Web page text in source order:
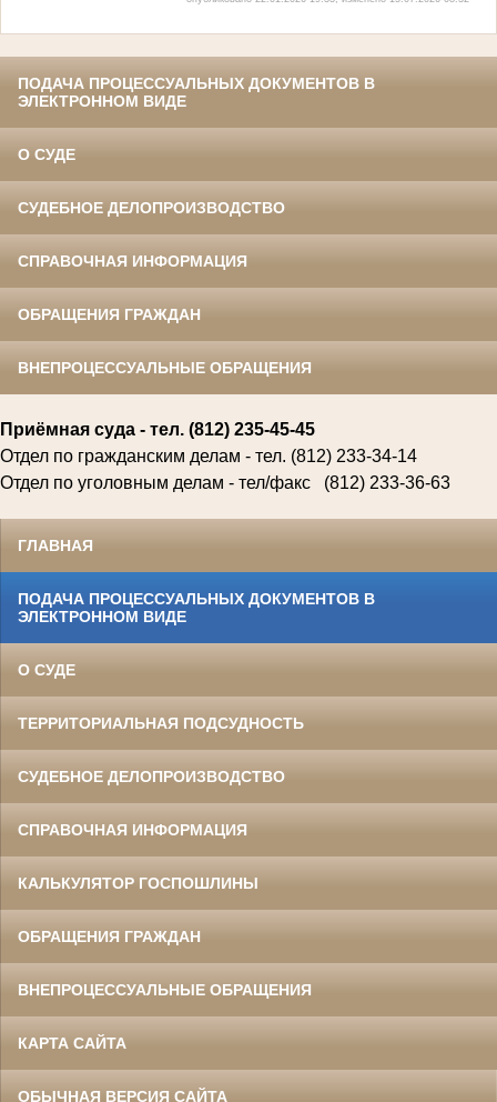
ПОДАЧА ПРОЦЕССУАЛЬНЫХ ДОКУМЕНТОВ В
ЭЛЕКТРОННОМ ВИДЕ
О СУДЕ
СУДЕБНОЕ ДЕЛОПРОИЗВОДСТВО
СПРАВОЧНАЯ ИНФОРМАЦИЯ
ОБРАЩЕНИЯ ГРАЖДАН
ВНЕПРОЦЕССУАЛЬНЫЕ ОБРАЩЕНИЯ
Приёмная суда - тел. (812) 235-45-45
Отдел по гражданским делам - тел. (812) 233-34-14
Отдел по уголовным делам - тел/факс (812) 233-36-63
ГЛАВНАЯ
ПОДАЧА ПРОЦЕССУАЛЬНЫХ ДОКУМЕНТОВ В
ЭЛЕКТРОННОМ ВИДЕ
О СУДЕ
ТЕРРИТОРИАЛЬНАЯ ПОДСУДНОСТЬ
СУДЕБНОЕ ДЕЛОПРОИЗВОДСТВО
СПРАВОЧНАЯ ИНФОРМАЦИЯ
КАЛЬКУЛЯТОР ГОСПОШЛИНЫ
ОБРАЩЕНИЯ ГРАЖДАН
ВНЕПРОЦЕССУАЛЬНЫЕ ОБРАЩЕНИЯ
КАРТА САЙТА
ОБЫЧНАЯ ВЕРСИЯ САЙТА